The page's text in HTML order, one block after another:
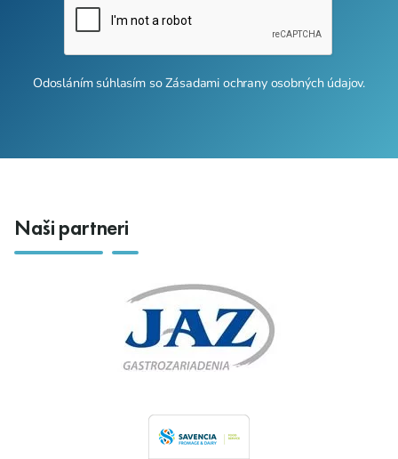
Odosláním súhlasím soZásadami ochrany osobných údajov.
Naši partneri